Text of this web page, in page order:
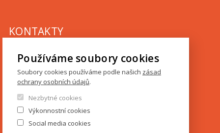
KONTAKTY
IES FSV UK
110 00 Praha 1
Tel.: +420 222 112 330
Tel.: +420 222 112 305
Používáme soubory cookies
Soubory cookies používáme podle našich zásad
ochrany osobních údajů.
Nezbytné cookies
Výkonnostní cookies
Social media cookies